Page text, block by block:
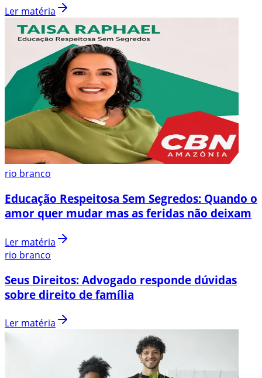
Ler matéria
rio branco
Educação Respeitosa Sem Segredos: Quando o
amor quer mudar mas as feridas não deixam
Ler matéria
rio branco
Seus Direitos: Advogado responde dúvidas
sobre direito de família
Ler matéria